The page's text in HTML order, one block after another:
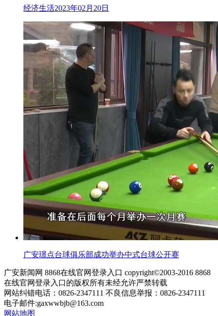
经济生活2023年02月20日
广安璟点台球俱乐部成功举办中式台球公开赛
广安新闻网 8868在线官网登录入口 copyright©2003-2016 8868
在线官网登录入口的版权所有未经允许严禁转载
网站纠错电话：0826-2347111 不良信息举报：0826-2347111
电子邮件:gaxwwbjb@163.com
网站地图